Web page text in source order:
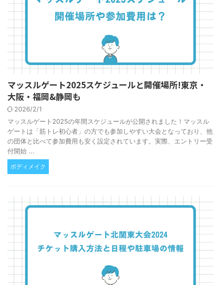
マッスルゲート2025スケジュールと開催場所!東京・
大阪・福岡&静岡も
2026/2/1
マッスルゲート2025の年間スケジュールが公開されました！マッスル
ゲートは「筋トレ初心者」の方でも参加しやすい大会となっており、他
の団体と比べて参加費用も安く設定されています。実際、エントリー受
付開始 ...
ボディメイク